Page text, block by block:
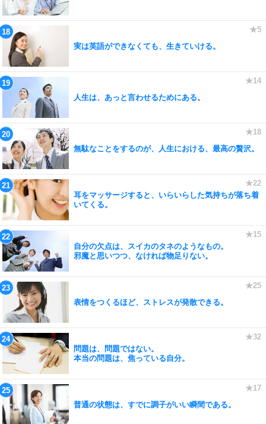
実は英語ができなくても、生きていける。
人生は、あっと言わせるためにある。
無駄なことをするのが、人生における、最高の贅沢。
耳をマッサージすると、いらいらした気持ちが落ち着
いてくる。
自分の欠点は、スイカのタネのようなもの。
邪魔と思いつつ、なければ物足りない。
表情をつくるほど、ストレスが発散できる。
問題は、問題ではない。
本当の問題は、焦っている自分。
普通の状態は、すでに調子がいい瞬間である。